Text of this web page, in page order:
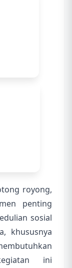
royong,
penting
sosial
khususnya
ini